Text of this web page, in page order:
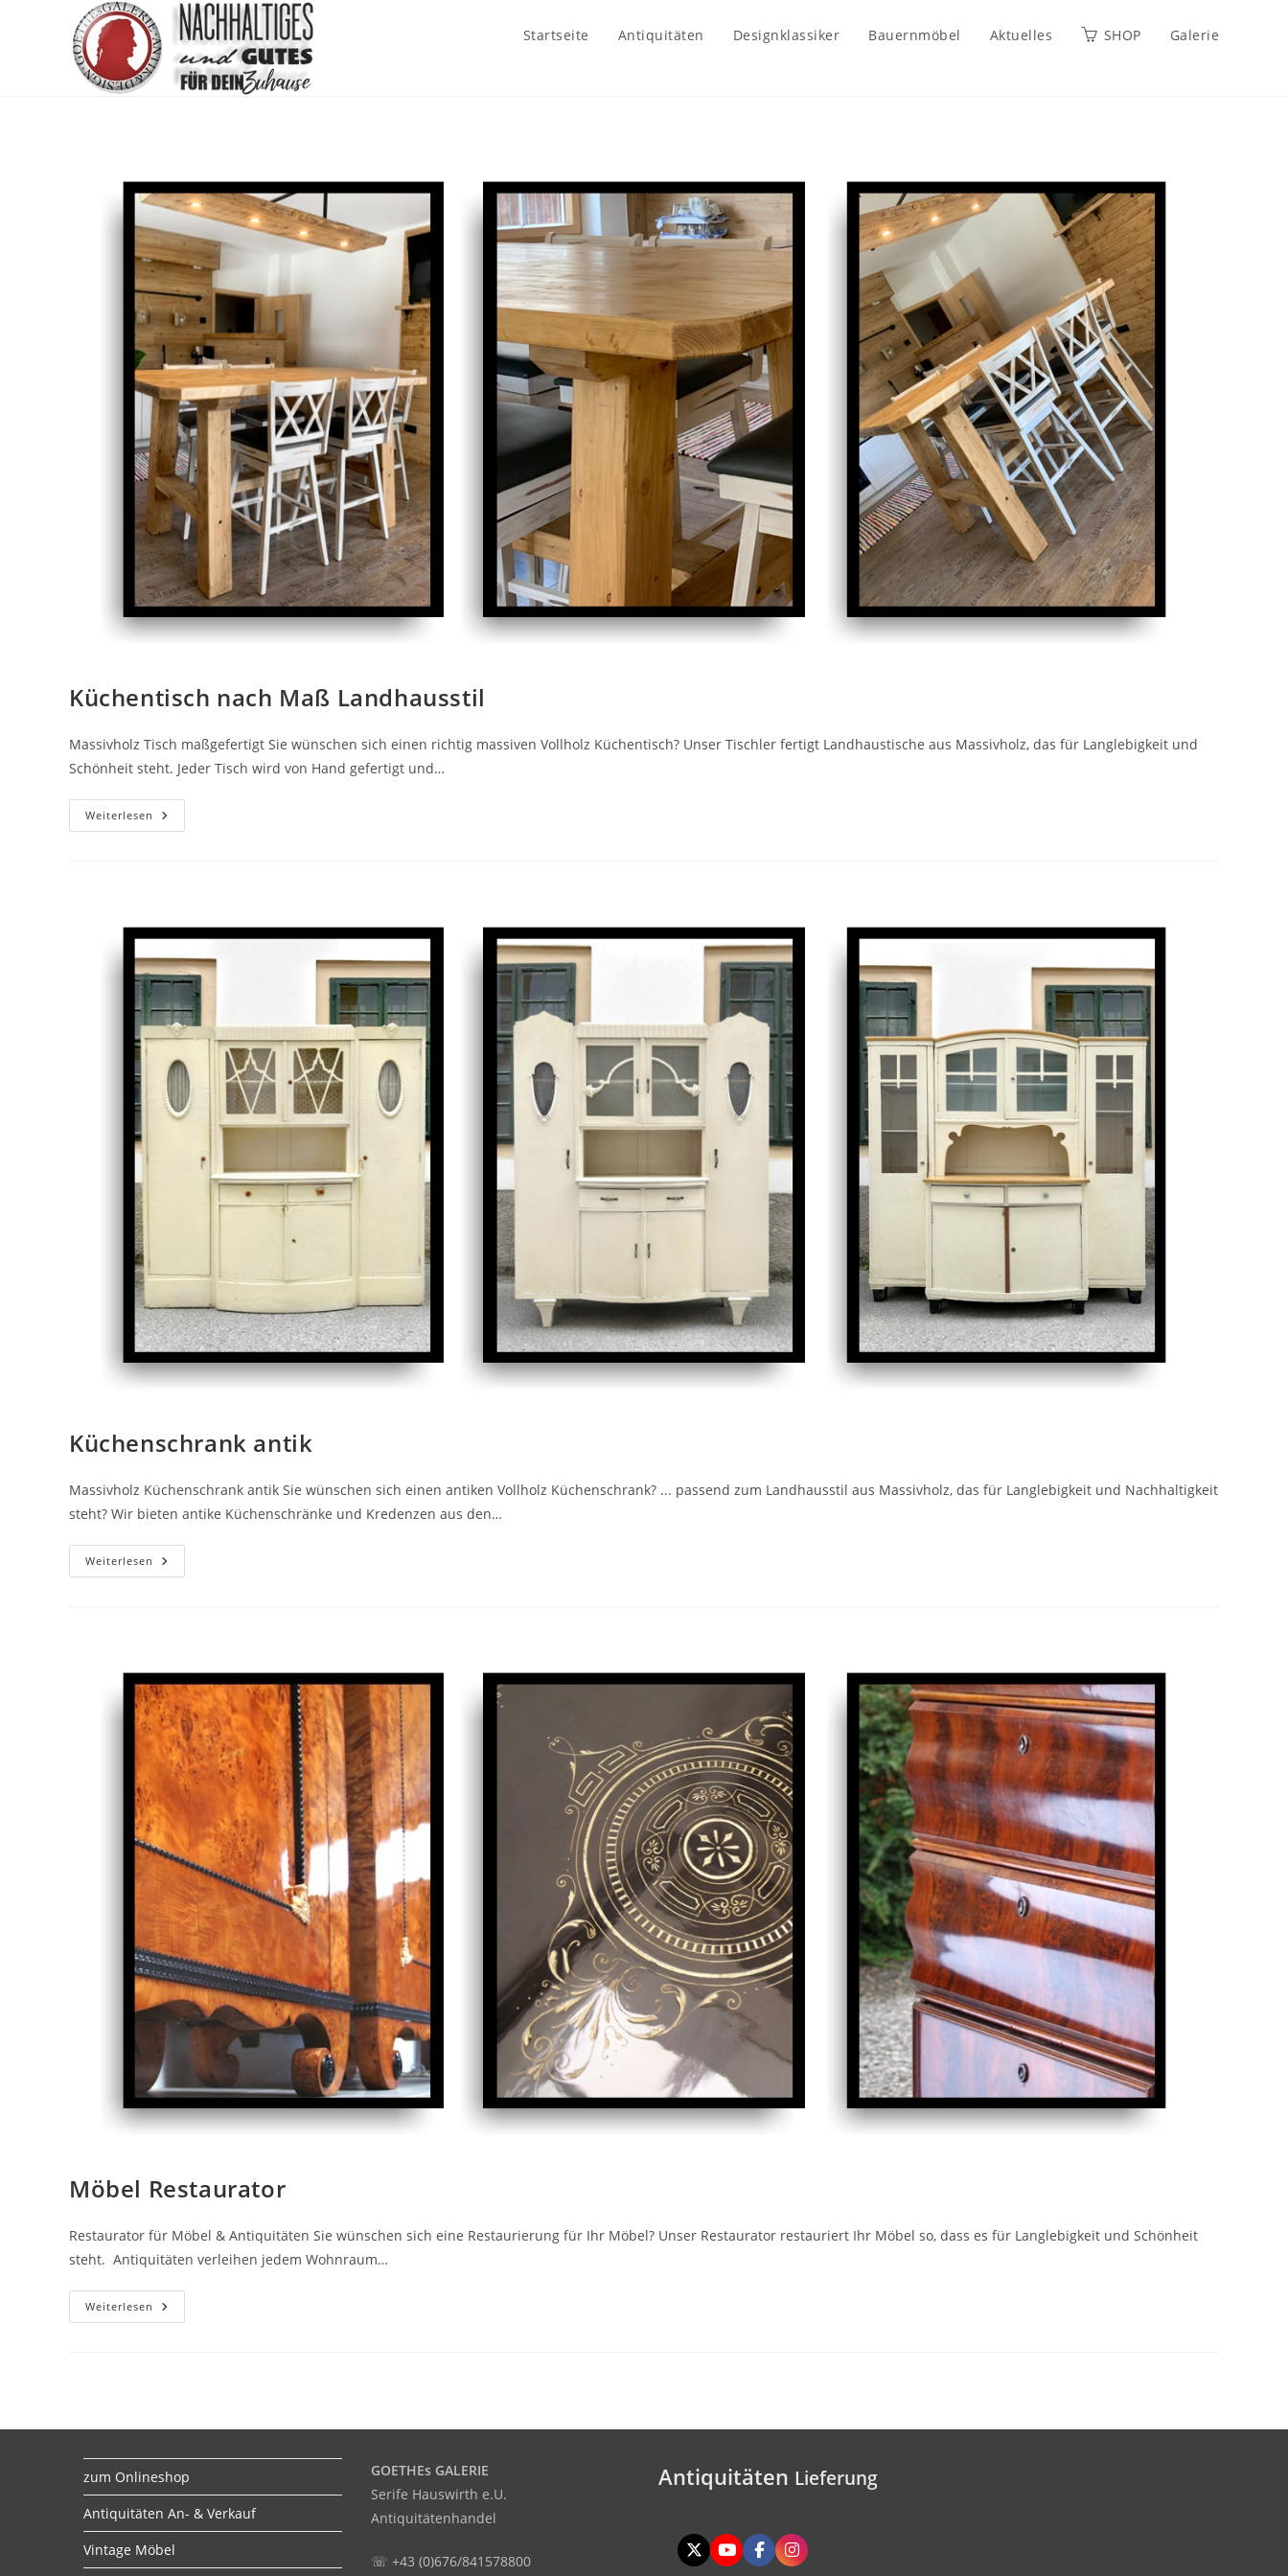
Startseite Antiquitäten Designklassiker Bauernmöbel Aktuelles SHOP Galerie
Küchentisch nach Maß Landhausstil
Massivholz Tisch maßgefertigt Sie wünschen sich einen richtig massiven Vollholz Küchentisch? Unser Tischler fertigt Landhaustische aus Massivholz, das für Langlebigkeit und
Schönheit steht. Jeder Tisch wird von Hand gefertigt und…
Weiterlesen
Küchenschrank antik
Massivholz Küchenschrank antik Sie wünschen sich einen antiken Vollholz Küchenschrank? ... passend zum Landhausstil aus Massivholz, das für Langlebigkeit und Nachhaltigkeit
steht? Wir bieten antike Küchenschränke und Kredenzen aus den…
Weiterlesen
Möbel Restaurator
Restaurator für Möbel & Antiquitäten Sie wünschen sich eine Restaurierung für Ihr Möbel? Unser Restaurator restauriert Ihr Möbel so, dass es für Langlebigkeit und Schönheit
steht. Antiquitäten verleihen jedem Wohnraum…
Weiterlesen
zum Onlineshop
Antiquitäten An- & Verkauf
Vintage Möbel
GOETHEs GALERIE
Serife Hauswirth e.U.
Antiquitätenhandel
☏ +43 (0)676/841578800
Antiquitäten Han